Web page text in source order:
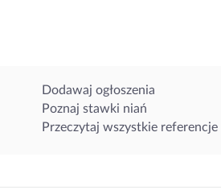
Dodawaj ogłoszenia
Poznaj stawki niań
Przeczytaj wszystkie referencje